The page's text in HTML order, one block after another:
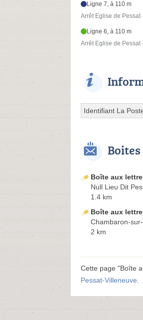
Ligne 7, à 110 m
Arrêt Eglise de
Ligne 6, à 110 m
Arrêt Eglise de
Identifiant La
Boîte aux
Null Lieu Dit
1.4 km
Boîte aux
Chambaron-
2 km
Cette page "Boîte
Pessat-Villeneuve.